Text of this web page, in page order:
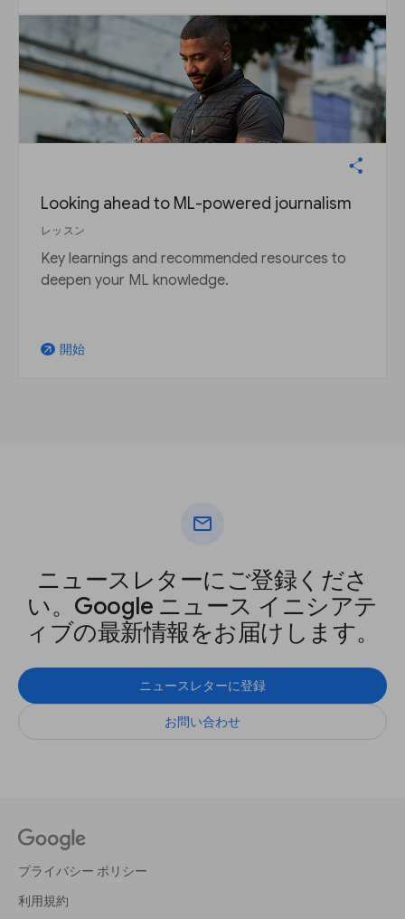
Looking ahead to ML-powered journalism
レッスン
Key learnings and recommended resources to
deepen your ML knowledge.
arrow_outward 開始
mail
ニュースレターにご登録くださ
い。Google ニュース イニシアテ
ィブの最新情報をお届けします。
ニュースレターに登録
お問い合わせ
プライバシー ポリシー
利用規約